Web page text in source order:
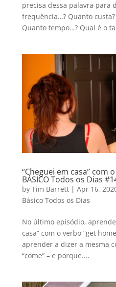
precisa dessa palavra para
frequência…? Quanto
Quanto tempo…? Qual é o
“Cheguei em casa” com
BÁSICO Todos os Dias
by Tim Barrett| Apr 16,
Básico Todos os Dias
No último episódio,
casa” com o verbo “get
aprender a dizer a mesma
“come” – e porque....